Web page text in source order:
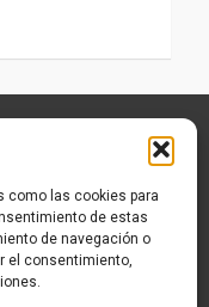
como las cookies para
de estas
de navegación o
el consentimiento,